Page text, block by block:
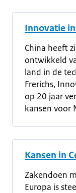
Innovatie
China heeft
ontwikkeld
land in de
Frerichs,
op 20 jaar
kansen voor
Kansen in
Zakendoen
Europa is